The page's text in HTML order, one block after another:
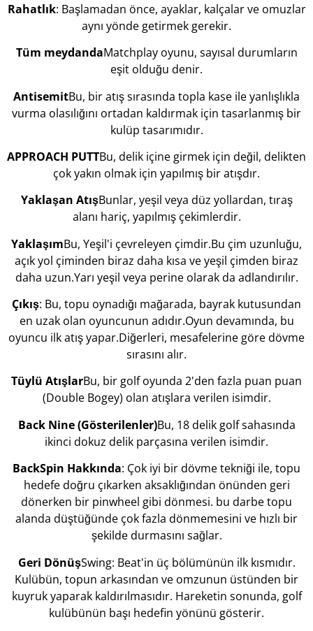
Rahatlık: Başlamadan önce, ayaklar, kalçalar ve omuzlar
aynı yönde getirmek gerekir.
Tüm meydandaMatchplay oyunu, sayısal durumların
eşit olduğu denir.
AntisemitBu, bir atış sırasında topla kase ile yanlışlıkla
vurma olasılığını ortadan kaldırmak için tasarlanmış bir
kulüp tasarımıdır.
APPROACH PUTTBu, delik içine girmek için değil, delikten
çok yakın olmak için yapılmış bir atışdır.
Yaklaşan AtışBunlar, yeşil veya düz yollardan, tıraş
alanı hariç, yapılmış çekimlerdir.
YaklaşımBu, Yeşil'i çevreleyen çimdir.Bu çim uzunluğu,
açık yol çiminden biraz daha kısa ve yeşil çimden biraz
daha uzun.Yarı yeşil veya perine olarak da adlandırılır.
Çıkış: Bu, topu oynadığı mağarada, bayrak kutusundan
en uzak olan oyuncunun adıdır.Oyun devamında, bu
oyuncu ilk atış yapar.Diğerleri, mesafelerine göre dövme
sırasını alır.
Tüylü AtışlarBu, bir golf oyunda 2'den fazla puan puan
(Double Bogey) olan atışlara verilen isimdir.
Back Nine (Gösterilenler)Bu, 18 delik golf sahasında
ikinci dokuz delik parçasına verilen isimdir.
BackSpin Hakkında: Çok iyi bir dövme tekniği ile, topu
hedefe doğru çıkarken aksaklığından önünden geri
dönerken bir pinwheel gibi dönmesi. bu darbe topu
alanda düştüğünde çok fazla dönmemesini ve hızlı bir
şekilde durmasını sağlar.
Geri DönüşSwing: Beat'in üç bölümünün ilk kısmıdır.
Kulübün, topun arkasından ve omzunun üstünden bir
kuyruk yaparak kaldırılmasıdır. Hareketin sonunda, golf
kulübünün başı hedefin yönünü gösterir.